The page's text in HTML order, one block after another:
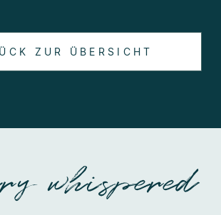
ZUR ÜBERSICHT
whispered